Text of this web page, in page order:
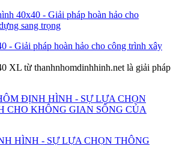
- Giải pháp hoàn hảo cho công trình xây
XL từ thanhnhomdinhhinh.net là giải pháp
HÌNH - SỰ LỰA CHỌN THÔNG